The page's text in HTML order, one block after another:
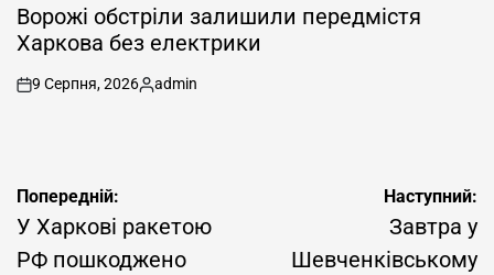
УВорожі обстріли залишили передмістя
Харкова без електрики
on
9 Серпня, 2026
Опубліковано
admin
Навігація
записів
Попередній:
У Харкові ракетою
РФ пошкоджено
Наступний:
Завтра у
Шевченківському